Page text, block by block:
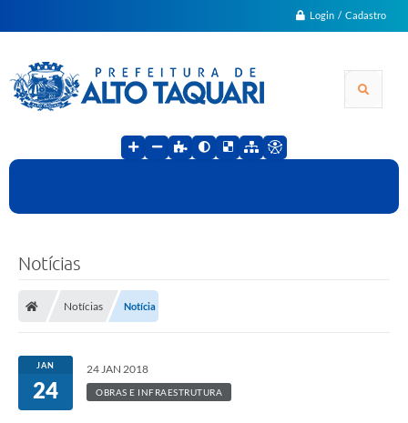
Login / Cadastro
Notícias
Notícias Notícia
JAN
24
24 JAN 2018
OBRAS E INFRAESTRUTURA